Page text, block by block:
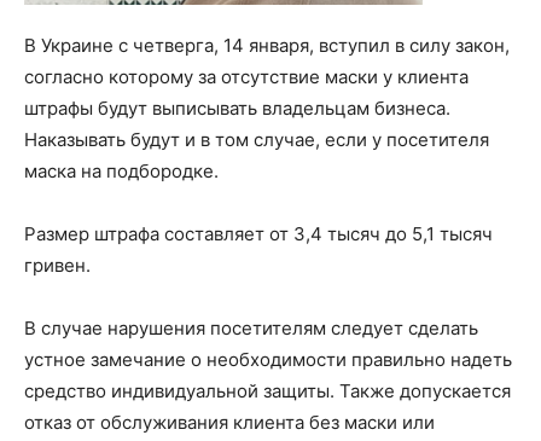
В Украине с четверга, 14 января, вступил в силу закон,
согласно которому за отсутствие маски у клиента
штрафы будут выписывать владельцам бизнеса.
Наказывать будут и в том случае, если у посетителя
маска на подбородке.
Размер штрафа составляет от 3,4 тысяч до 5,1 тысяч
гривен.
В случае нарушения посетителям следует сделать
устное замечание о необходимости правильно надеть
средство индивидуальной защиты. Также допускается
отказ от обслуживания клиента без маски или